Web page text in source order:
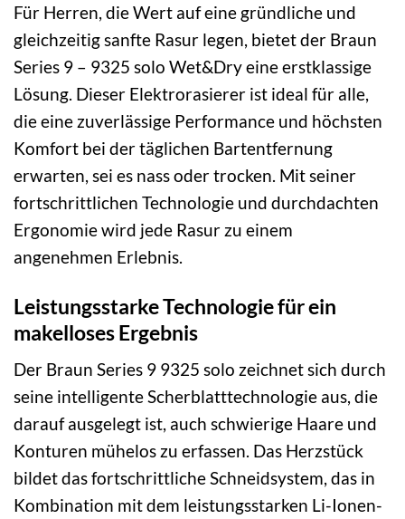
Für Herren, die Wert auf eine gründliche und
gleichzeitig sanfte Rasur legen, bietet der Braun
Series 9 – 9325 solo Wet&Dry eine erstklassige
Lösung. Dieser Elektrorasierer ist ideal für alle,
die eine zuverlässige Performance und höchsten
Komfort bei der täglichen Bartentfernung
erwarten, sei es nass oder trocken. Mit seiner
fortschrittlichen Technologie und durchdachten
Ergonomie wird jede Rasur zu einem
angenehmen Erlebnis.
Leistungsstarke Technologie für ein
makelloses Ergebnis
Der Braun Series 9 9325 solo zeichnet sich durch
seine intelligente Scherblatttechnologie aus, die
darauf ausgelegt ist, auch schwierige Haare und
Konturen mühelos zu erfassen. Das Herzstück
bildet das fortschrittliche Schneidsystem, das in
Kombination mit dem leistungsstarken Li-Ionen-